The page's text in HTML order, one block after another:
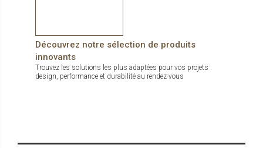
Découvrez notre sélection de produits
innovants
Trouvez les solutions les plus adaptées pour vos projets :
design, performance et durabilité au rendez-vous